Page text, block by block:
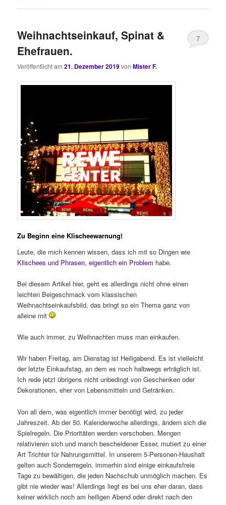
Weihnachtseinkauf, Spinat &
Ehefrauen.
Veröffentlicht am21. Dezember 2019vonMister F.
7
Zu Beginn eine Klischeewarnung!
Leute, die mich kennen wissen, dass ich mit so Dingen wie
Klischees und Phrasen, eigentlich ein Problem habe.
Bei diesem Artikel hier, geht es allerdings nicht ohne einen
leichten Beigeschmack vom klassischen
Weihnachtseinkaufsbild, das bringt so ein Thema ganz von
alleine mit
Wie auch immer, zu Weihnachten muss man einkaufen.
Wir haben Freitag, am Dienstag ist Heiligabend. Es ist vielleicht
der letzte Einkaufstag, an dem es noch halbwegs erträglich ist.
Ich rede jetzt übrigens nicht unbedingt von Geschenken oder
Dekorationen, eher von Lebensmitteln und Getränken.
Von all dem, was eigentlich immer benötigt wird, zu jeder
Jahreszeit. Ab der 50. Kalenderwoche allerdings, ändern sich die
Spielregeln. Die Prioritäten werden verschoben. Mengen
relativieren sich und manch bescheidener Esser, mutiert zu einer
Art Trichter für Nahrungsmittel. In unserem 5-Personen-Haushalt
gelten auch Sonderregeln, immerhin sind einige einkaufsfreie
Tage zu bewältigen, die jeden Nachschub unmöglich machen. Es
gibt nie wieder was! Allerdings liegt es bei uns eher daran, dass
keiner wirklich noch am heiligen Abend oder direkt nach den